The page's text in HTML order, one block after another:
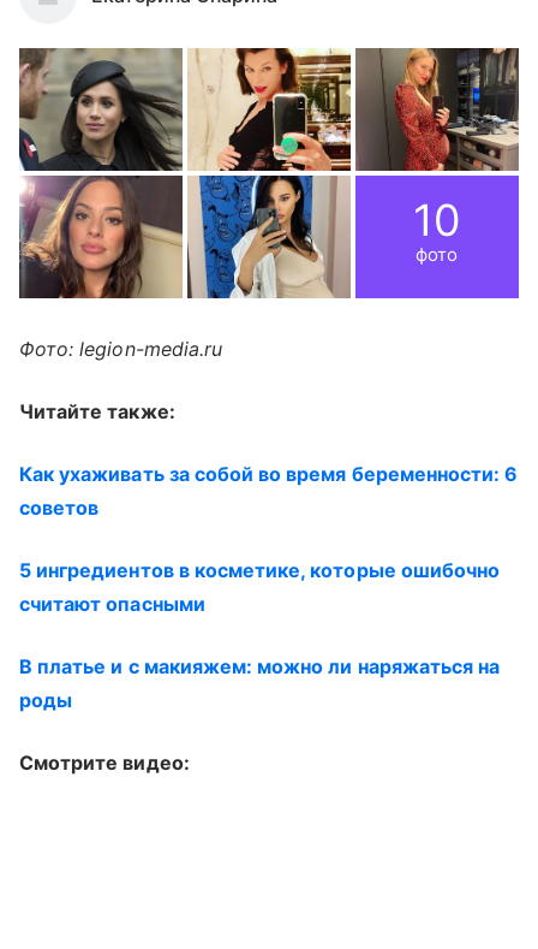
10
фото
Фото: legion-media.ru
Читайте также:
Как ухаживать за собой во время беременности: 6
советов
5 ингредиентов в косметике, которые ошибочно
считают опасными
В платье и с макияжем: можно ли наряжаться на
роды
Смотрите видео: